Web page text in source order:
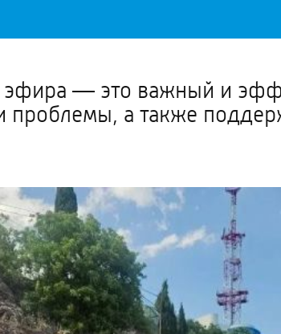
— это важный и
а также